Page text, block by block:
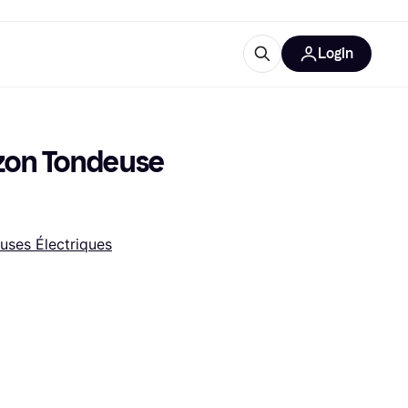
Login
Tondeuse
Électriques